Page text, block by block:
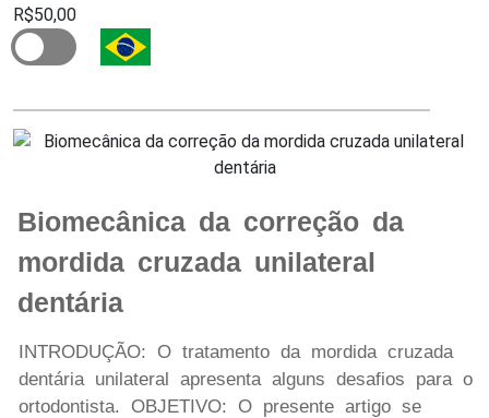
R$50,00
Biomecânica da correção da
mordida cruzada unilateral
dentária
INTRODUÇÃO: O tratamento da mordida cruzada
dentária unilateral apresenta alguns desafios para o
ortodontista. OBJETIVO: O presente artigo se